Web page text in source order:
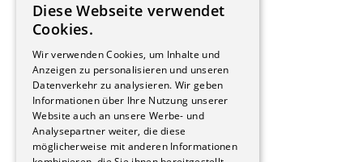
Hersteller/Lieferanten
Bauherrschaften
Immobilienverwaltungsgesellschaften
Stockwerkeigentum
Reportagen
Wohnungen
Renovierungen
Innere Umbauten
Gastgewerbe und Tourismus
FRENCH
Diese Webseite verwendet
Cookies.
Wir verwenden Cookies, um Inhalte und
Anzeigen zu personalisieren und unseren
Datenverkehr zu analysieren. Wir geben
Informationen über Ihre Nutzung unserer
Website auch an unsere Werbe- und
Analysepartner weiter, die diese
möglicherweise mit anderen Informationen